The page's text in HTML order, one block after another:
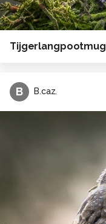
Tijgerlangpootmug
B B.caz.